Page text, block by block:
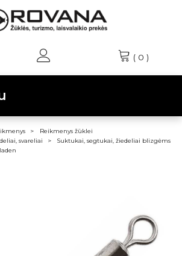
( 0 )
Reikmenys žūklei
svareliai
Suktukai, segtukai, žiedeliai blizgėms